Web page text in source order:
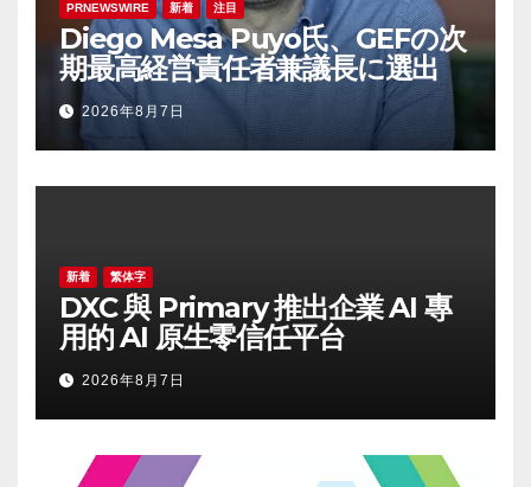
PRNEWSWIRE 新着 注目
Diego Mesa Puyo氏、GEFの次
期最高経営責任者兼議長に選出
2026年8月7日
新着 繁体字
DXC 與 Primary 推出企業 AI 專
用的 AI 原生零信任平台
2026年8月7日